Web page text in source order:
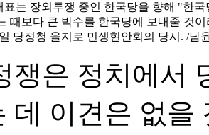
표는 장외투쟁 중인 한국당을 향해 "한
때보다 큰 박수를 한국당에 보내줄 것
당정청 을지로 민생현안회의 당시. /남
쟁은 정치에서
데 이견은 없을